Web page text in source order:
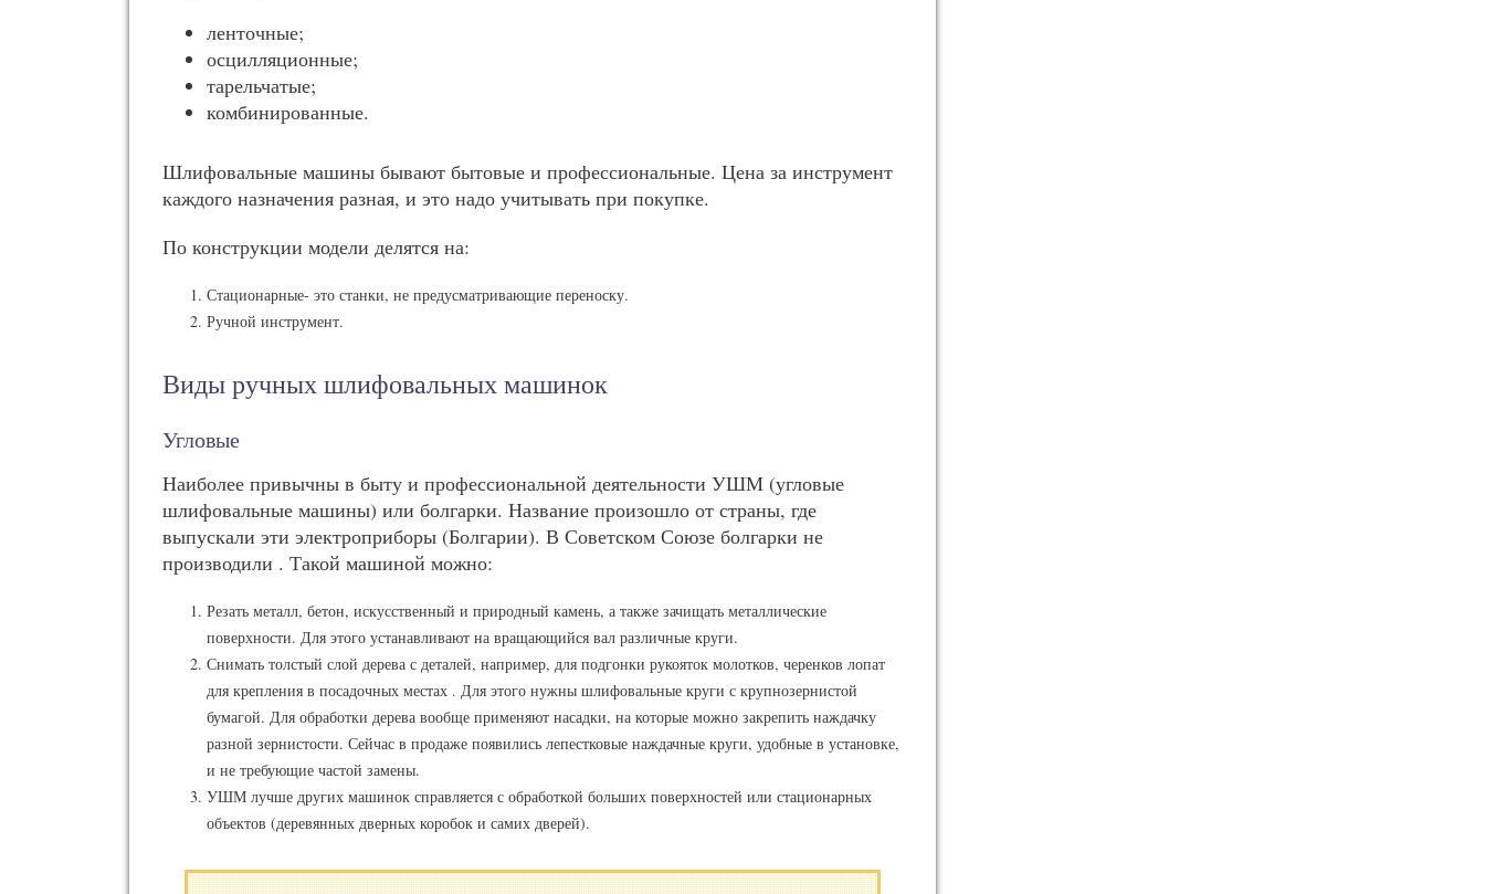
ленточные;
осцилляционные;
тарельчатые;
комбинированные.
Шлифовальные машины бывают бытовые и профессиональные. Цена за инструмент
каждого назначения разная, и это надо учитывать при покупке.
По конструкции модели делятся на:
Стационарные- это станки, не предусматривающие переноску.
Ручной инструмент.
Виды ручных шлифовальных машинок
Угловые
Наиболее привычны в быту и профессиональной деятельности УШМ (угловые
шлифовальные машины) или болгарки. Название произошло от страны, где
выпускали эти электроприборы (Болгарии). В Советском Союзе болгарки не
производили . Такой машиной можно:
Резать металл, бетон, искусственный и природный камень, а также зачищать металлические
поверхности. Для этого устанавливают на вращающийся вал различные круги.
Снимать толстый слой дерева с деталей, например, для подгонки рукояток молотков, черенков лопат
для крепления в посадочных местах . Для этого нужны шлифовальные круги с крупнозернистой
бумагой. Для обработки дерева вообще применяют насадки, на которые можно закрепить наждачку
разной зернистости. Сейчас в продаже появились лепестковые наждачные круги, удобные в установке,
и не требующие частой замены.
УШМ лучше других машинок справляется с обработкой больших поверхностей или стационарных
объектов (деревянных дверных коробок и самих дверей).